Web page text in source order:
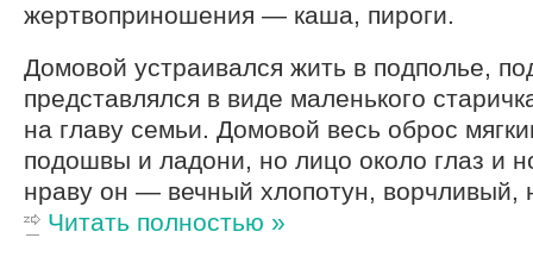
жертвоприношения — каша, пироги.
Домовой устраивался жить в подполье,
представлялся в виде маленького
на главу семьи. Домовой весь оброс
подошвы и ладони, но лицо около глаз и
нраву он — вечный хлопотун, ворчливый,
Читать полностью »